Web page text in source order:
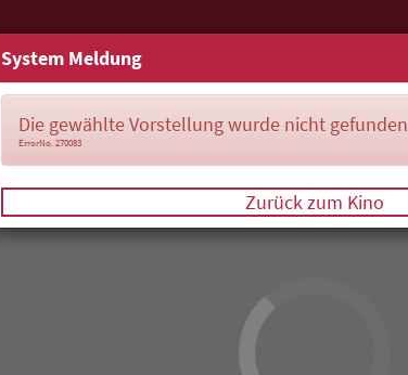
System Meldung
Die gewählte Vorstellung wurde nicht gefunden
ErrorNo. 270083
Zurück zum Kino